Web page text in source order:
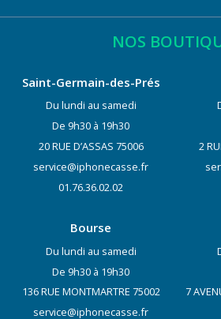
NOS
Saint-Germain-des-Prés
Du lundi au samedi
De 9h30 à 19h30
20 RUE D’ASSAS 75006
service@iphonecasse.fr
01.76.36.02.02
2
Bourse
Du lundi au samedi
De 9h30 à 19h30
136 RUE MONTMARTRE 75002
service@iphonecasse.fr
7